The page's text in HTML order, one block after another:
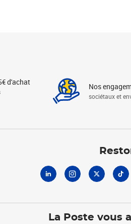
d'achat Nos
sociétaux et
La Poste vous